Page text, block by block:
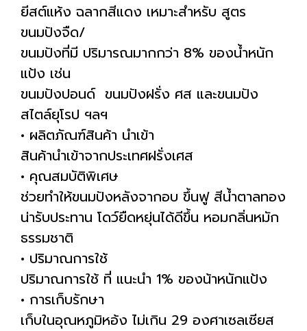
ยีสต์แห้ง ฉลากสีแดง เหมาะสำหรับ สูตร
ขนมปังจืด/
ขนมปังที่มี ปริมารณมากกว่า 8% ของน้ำหนัก
แป้ง เช่น
ขนมปังปอนด์ ขนมปังฝรั่ง ศส และขนมปัง
สไตล์ยุโรป ฯลฯ
• ผลิตภัณฑ์สินค้า นำเข้า
สินค้านำเข้าจากประเทศฝรั่งเศส
• คุณสมบัติพิเศษ
ช่วยทำให้ขนมปังหลังจากอบ ขึ้นฟู สีนํ้าตาลทอง
น่ารับประทาน โดว์ยืดหยุ่นได้ดีขึ้น หอมกลิ่นหมัก
ธรรมชาติ
• ปริมาณการใช้
ปริมาณการใช้ ที่ แนะนำ 1% ของน้าหนักแป้ง
• การเก็บรักษา
เก็บในอุณหภูมิหอ้ง ไม่เกิน 29 องศาเซลเซียส